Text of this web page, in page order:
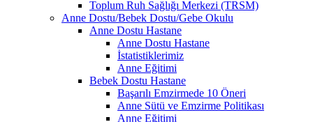
Toplum Ruh Sağlığı Merkezi (TRSM)
Anne Dostu/Bebek Dostu/Gebe Okulu
Anne Dostu Hastane
Anne Dostu Hastane
İstatistiklerimiz
Anne Eğitimi
Bebek Dostu Hastane
Başarılı Emzirmede 10 Öneri
Anne Sütü ve Emzirme Politikası
Anne Eğitimi